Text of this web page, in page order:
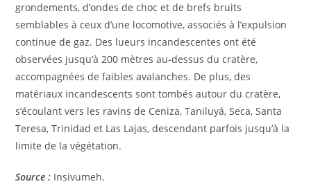
grondements, d’ondes de choc et de brefs bruits
semblables à ceux d’une locomotive, associés à l’expulsion
continue de gaz. Des lueurs incandescentes ont été
observées jusqu’à 200 mètres au-dessus du cratère,
accompagnées de faibles avalanches. De plus, des
matériaux incandescents sont tombés autour du cratère,
s’écoulant vers les ravins de Ceniza, Taniluyá, Seca, Santa
Teresa, Trinidad et Las Lajas, descendant parfois jusqu’à la
limite de la végétation.
Source : Insivumeh.